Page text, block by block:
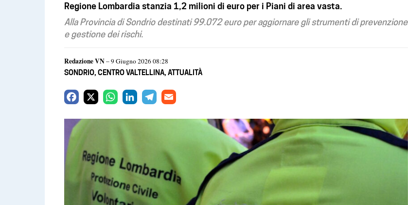
Regione Lombardia stanzia 1,2 milioni di euro per i Piani di area vasta.
Alla Provincia di Sondrio destinati 99.072 euro per aggiornare gli strumenti di prevenzione
e gestione dei rischi.
Redazione VN– 9 Giugno 2026 08:28
SONDRIO, CENTRO VALTELLINA, ATTUALITÀ
b
A
p
p
d
I
n
r
m